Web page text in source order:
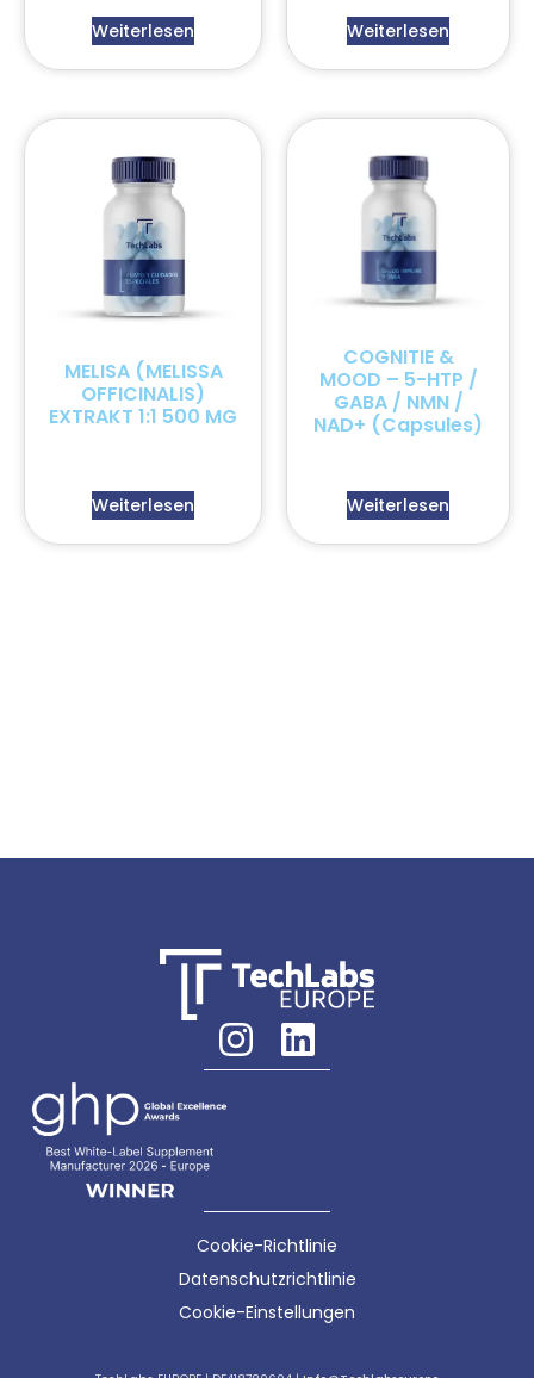
Weiterlesen Weiterlesen
MELISA (MELISSA
OFFICINALIS)
EXTRAKT 1:1 500 MG
Weiterlesen
COGNITIE &
MOOD – 5-HTP /
GABA / NMN /
NAD+ (Capsules)
Weiterlesen
Cookie-Richtlinie
Datenschutzrichtlinie
Cookie-Einstellungen